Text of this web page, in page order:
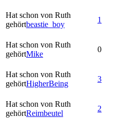
Hat schon von Ruth
gehörtbeastie_boy
1
Hat schon von Ruth
gehörtMike
0
Hat schon von Ruth
gehörtHigherBeing
3
Hat schon von Ruth
gehörtReimbeutel
2